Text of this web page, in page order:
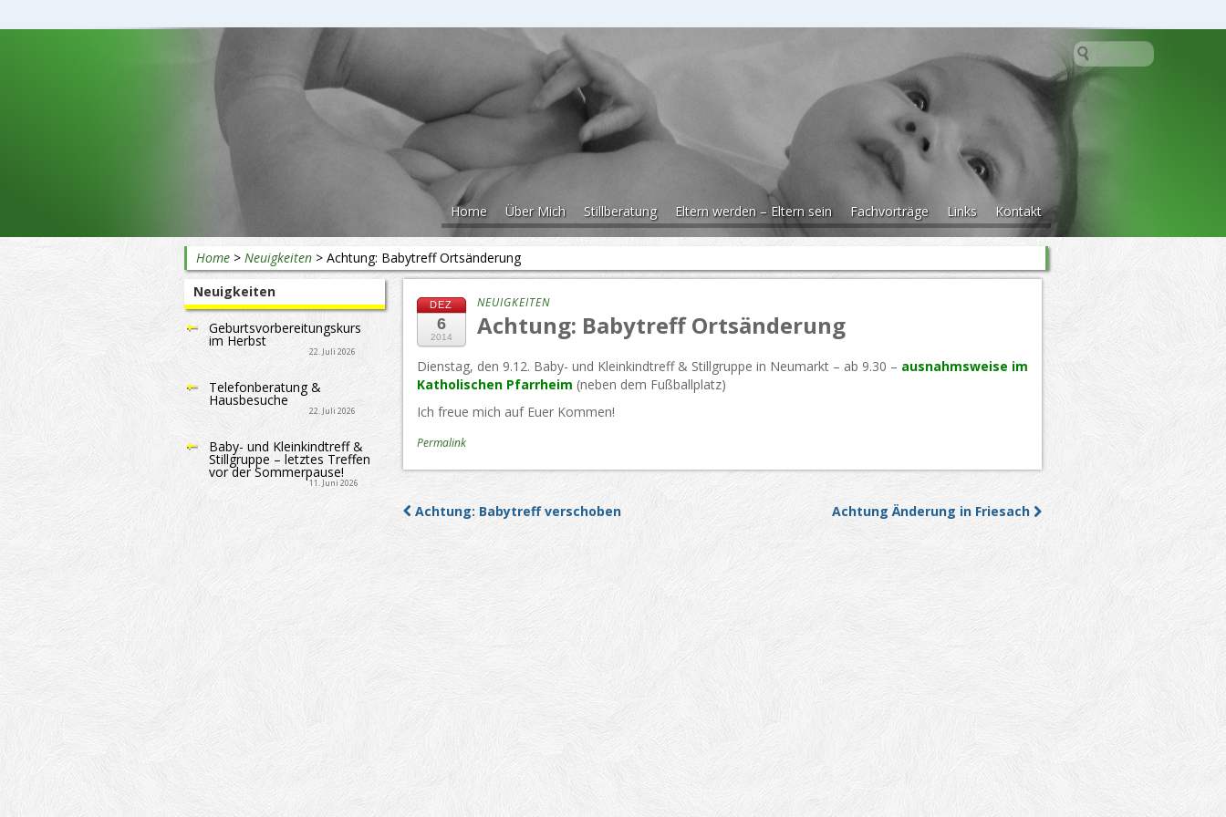
Home Über Mich Stillberatung Eltern werden – Eltern sein Fachvorträge Links Kontakt
Beratung rund ums Baby
Home> Neuigkeiten> Achtung: Babytreff Ortsänderung
DEZ
6
2014
NEUIGKEITEN
Achtung: Babytreff Ortsänderung
Dienstag, den 9.12. Baby- und Kleinkindtreff & Stillgruppe in Neumarkt – ab 9.30 – ausnahmsweise im
Katholischen Pfarrheim (neben dem Fußballplatz)
Ich freue mich auf Euer Kommen!
Permalink
Post navigation
Achtung: Babytreff verschoben Achtung Änderung in Friesach
Neuigkeiten
Geburtsvorbereitungskurs
im Herbst
22. Juli 2026
Telefonberatung &
Hausbesuche
22. Juli 2026
Baby- und Kleinkindtreff &
Stillgruppe – letztes Treffen
vor der Sommerpause!
11. Juni 2026